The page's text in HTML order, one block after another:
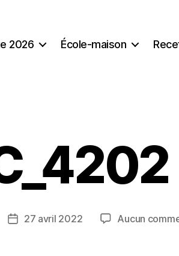
2026 École-maison
Date27 avril 2022 Aucun